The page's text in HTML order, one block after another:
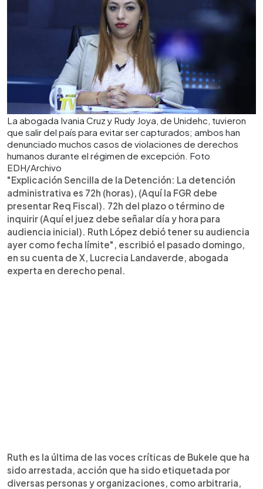
La abogada Ivania Cruz y Rudy Joya, de Unidehc, tuvieron
que salir del país para evitar ser capturados; ambos han
denunciado muchos casos de violaciones de derechos
humanos durante el régimen de excepción. Foto
EDH/Archivo
"Explicación Sencilla de la Detención: La detención
administrativa es 72h (horas), (Aquí la FGR debe
presentar Req Fiscal). 72h del plazo o término de
inquirir (Aquí el juez debe señalar día y hora para
audiencia inicial). Ruth López debió tener su audiencia
ayer como fecha límite", escribió el pasado domingo,
en su cuenta de X, Lucrecia Landaverde, abogada
experta en derecho penal.
Ruth es la última de las voces críticas de Bukele que ha
sido arrestada, acción que ha sido etiquetada por
diversas personas y organizaciones, como arbitraria,